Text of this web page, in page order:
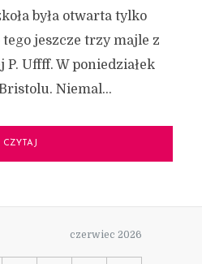
była otwarta tylko
jeszcze trzy majle z
P. Uffff. W poniedziałek
Niemal...
CZYTAJ
czerwiec 2026